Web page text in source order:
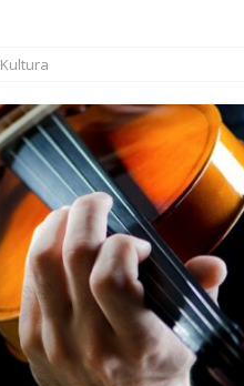
Kultura